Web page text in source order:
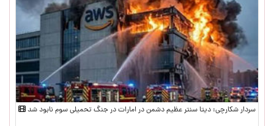
سردار شکارچی: دیتا سنتر عظیم دشمن در امارات در جنگ تحمیلی سوم نابود شد